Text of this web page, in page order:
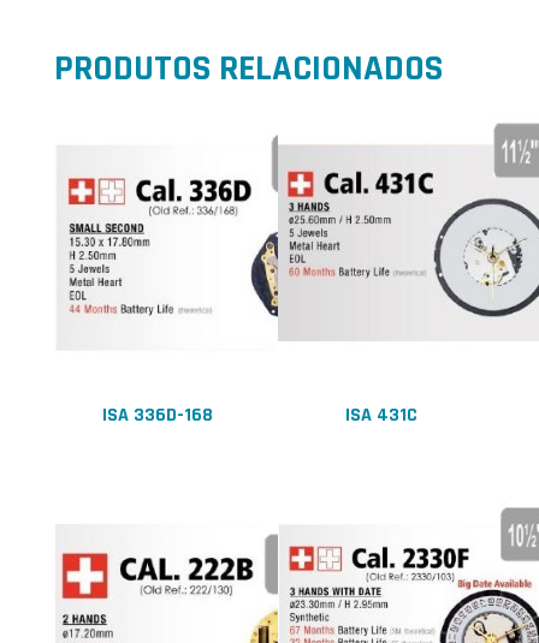
PRODUTOS RELACIONADOS
ISA 336D-168 ISA 431C